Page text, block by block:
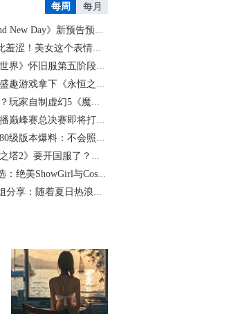
每周 每月
《Spider-Man: Brand New Day》新预告预计明日发布，另有一张新剧照公开
正惊GIF：表情如此羞涩！美女这个表情太好看，直接让人遐想连篇
热点预告：《魔兽世界》怀旧服第五阶段开启！《三角洲行动》开启全新宝藏月摸大红！
2026CJ前线战报：盛趣游戏拿下《永恒之塔2》国服代理
版权问题随时下架？玩家自制虚幻5《魔兽世界》8月15日上线
《三角洲行动》主播巅峰赛总决赛即将打响！8月2日，群星汇聚，新王加冕！
《龙之谷》怀旧服80级版本爆料：不会照搬正式服，这次要玩点不一样的
绅士日报：《永恒之塔2》要开国服了？游戏中的涩涩时装抢先看
ChinaJoy小姐姐精选：绝美ShowGirl与Coser大赏！（5）
ChinaJoy现场小姐姐分享：随着夏日热浪的滚滚而来（1）